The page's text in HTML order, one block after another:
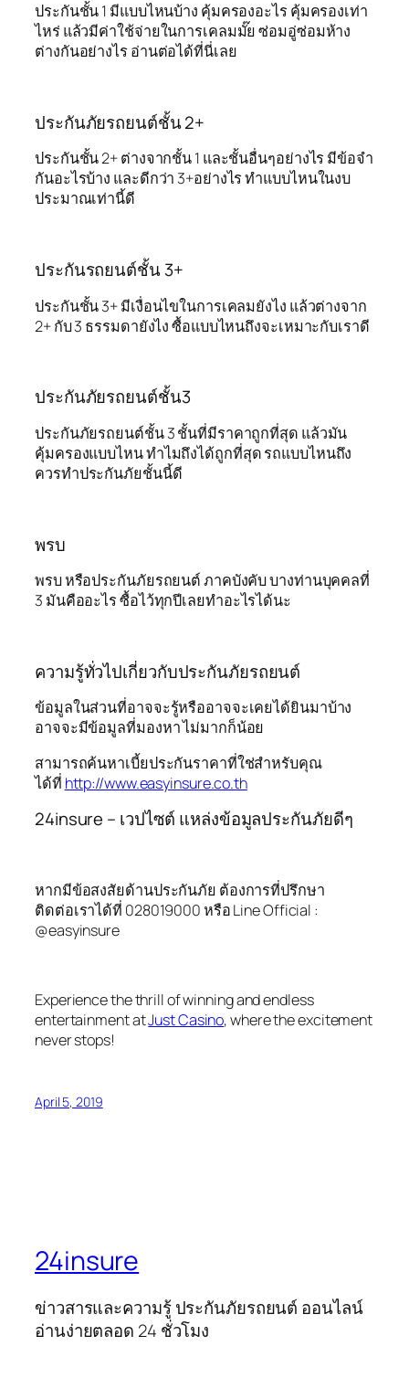
ประกันชั้น 1 มีแบบไหนบ้าง คุ้มครองอะไร คุ้มครองเท่า
ไหร่ แล้วมีค่าใช้จ่ายในการเคลมมั๊ย ซ่อมอู่ซ่อมห้าง
ต่างกันอย่างไร อ่านต่อได้ที่นี่เลย
ประกันภัยรถยนต์ชั้น 2+
ประกันชั้น 2+ ต่างจากชั้น 1 และชั้นอื่นๆอย่างไร มีข้อจำ
กันอะไรบ้าง และดีกว่า 3+อย่างไร ทำแบบไหนในงบ
ประมาณเท่านี้ดี
ประกันรถยนต์ชั้น 3+
ประกันชั้น 3+ มีเงื่อนไขในการเคลมยังไง แล้วต่างจาก
2+ กับ 3 ธรรมดายังไง ซื้อแบบไหนถึงจะเหมาะกับเราดี
ประกันภัยรถยนต์ชั้น3
ประกันภัยรถยนต์ชั้น 3 ชั้นที่มีราคาถูกที่สุด แล้วมัน
คุ้มครองแบบไหน ทำไมถึงได้ถูกที่สุด รถแบบไหนถึง
ควรทำประกันภัยชั้นนี้ดี
พรบ
พรบ หรือประกันภัยรถยนต์ ภาคบังคับ บางท่านบุคคลที่
3 มันคืออะไร ซื้อไว้ทุกปีเลยทำอะไรได้นะ
ความรู้ทั่วไปเกี่ยวกับประกันภัยรถยนต์
ข้อมูลในส่วนที่อาจจะรู้หรืออาจจะเคยได้ยินมาบ้าง
อาจจะมีข้อมูลที่มองหา ไม่มากก็น้อย
สามารถค้นหาเบี้ยประกันราคาที่ใช่สำหรับคุณ
ได้ที่ http://www.easyinsure.co.th
24insure – เวปไซต์ แหล่งข้อมูลประกันภัยดีๆ
หากมีข้อสงสัยด้านประกันภัย ต้องการที่ปรึกษา
ติดต่อเราได้ที่ 028019000 หรือ Line Official :
@easyinsure
Experience the thrill of winning and endless
entertainment atJust Casino, where the excitement
never stops!
April 5, 2019
24insure
ข่าวสารและความรู้ ประกันภัยรถยนต์ ออนไลน์
อ่านง่ายตลอด 24 ชั่วโมง